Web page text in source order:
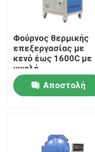
Σπίτι
Προϊόντα
Σχετικά με εμάς
Φούρνος θερμικής
επεξεργασίας με
κενό έως 1600C με
υψηλή
περιεκτικότητα σε
αλουμίνη, με μόνωση
από ίνες και ισχυρά
Αποστολή